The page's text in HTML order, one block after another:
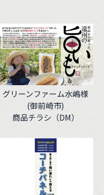
グリーンファーム水嶋様
(御前崎市)
商品チラシ（DM）